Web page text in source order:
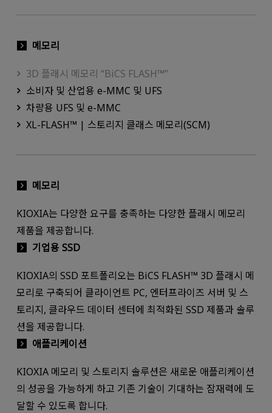
메모리
3D 플래시 메모리 “BiCS FLASH™”
소비자 및 산업용 e-MMC 및 UFS
차량용 UFS 및 e-MMC
XL-FLASH™ | 스토리지 클래스 메모리(SCM)
메모리
KIOXIA는 다양한 요구를 충족하는 다양한 플래시 메모리
제품을 제공합니다.
기업용 SSD
KIOXIA의 SSD 포트폴리오는 BiCS FLASH™ 3D 플래시 메
모리로 구축되어 클라이언트 PC, 엔터프라이즈 서버 및 스
토리지, 클라우드 데이터 센터에 최적화된 SSD 제품과 솔루
션을 제공합니다.
애플리케이션
KIOXIA 메모리 및 스토리지 솔루션은 새로운 애플리케이션
의 성공을 가능하게 하고 기존 기술이 기대하는 잠재력에 도
달할 수 있도록 합니다.